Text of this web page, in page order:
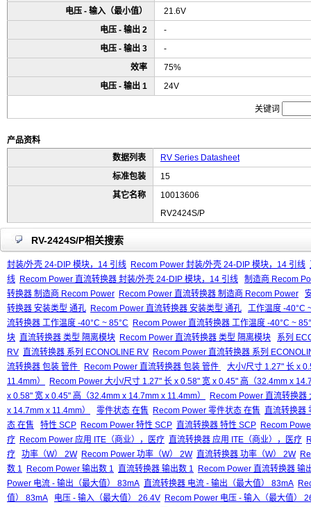
电压 - 输入（最小值）
21.6V
电压 - 输出 2
-
电压 - 输出 3
-
效率
75%
电压 - 输出 1
24V
关键词
产品资料
数据列表
RV Series Datasheet
标准包装
15
其它名称
10013606
RV2424S/P
RV-2424S/P相关搜索
封装/外壳 24-DIP 模块，14 引线 Recom Power 封装/外壳 24-DIP 模块，14 引线
线 Recom Power 直流转换器 封装/外壳 24-DIP 模块，14 引线
制造商 Recom
转换器 制造商 Recom Power Recom Power 直流转换器 制造商 Recom Power
转换器 安装类型 通孔 Recom Power 直流转换器 安装类型 通孔
工作温度 -40°C
流转换器 工作温度 -40°C ~ 85°C
Recom Power 直流转换器 工作温度 -40°C ~
块 直流转换器 类型 隔离模块 Recom Power 直流转换器 类型 隔离模块
系列
RV 直流转换器 系列 ECONOLINE RV Recom Power 直流转换器 系列
流转换器 包装 管件
Recom Power 直流转换器 包装 管件
大小/尺寸 1.27" 长 x
11.4mm）
Recom Power 大小/尺寸 1.27" 长 x 0.58" 宽 x 0.45" 高（32.4mm x
x 0.58" 宽 x 0.45" 高（32.4mm x 14.7mm x 11.4mm）
Recom Power 直流转换器
x 14.7mm x 11.4mm）
零件状态 在售 Recom Power 零件状态 在售
直流转换器
态 在售
特性 SCP Recom Power 特性 SCP 直流转换器 特性 SCP Recom
疗 Recom Power 应用 ITE（商业），医疗 直流转换器 应用 ITE（商业），医疗
疗
功率（W） 2W Recom Power 功率（W） 2W 直流转换器 功率（W） 2W
数 1
Recom Power 输出数 1 直流转换器 输出数 1
Recom Power 直流转换器 输
Power 电流 - 输出（最大值） 83mA 直流转换器 电流 - 输出（最大值） 83mA
值） 83mA
电压 - 输入（最大值） 26.4V Recom Power 电压 - 输入（最大值）